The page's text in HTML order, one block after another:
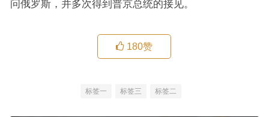
问俄罗斯，并多次得到普京总统的接见。
180赞
标签一 标签三 标签二